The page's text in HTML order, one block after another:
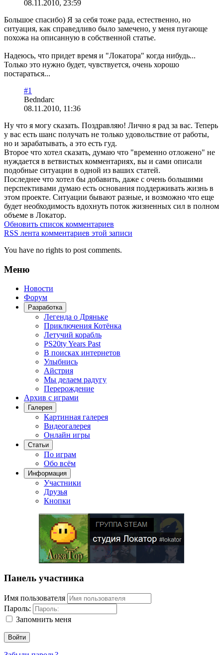
08.11.2010, 23:59
Большое спасибо) Я за себя тоже рада, естественно, но
ситуация, как справедливо было замечено, у меня пугающе
похожа на описанную в собственной статье.
Надеюсь, что придет время и "Локатора" когда нибудь...
Только это нужно будет, чувствуется, очень хорошо
постараться...
#1
Bedndarc
08.11.2010, 11:36
Ну что я могу сказать. Поздравляю! Лично я рад за вас. Теперь
у вас есть шанс получать не только удовольствие от работы,
но и зарабатывать, а это есть гуд.
Второе что хотел сказать, думаю что "временно отложено" не
нуждается в ветвистых комментариях, вы и сами описали
подобные ситуации в одной из ваших статей.
Последнее что хотел бы добавить, даже с очень большими
перспективами думаю есть основания поддерживать жизнь в
этом проекте. Ситуации бывают разные, и возможно что еще
будет необходимость вдохнуть поток жизненных сил в полном
объеме в Локатор.
Обновить список комментариев
RSS лента комментариев этой записи
You have no rights to post comments.
Меню
Новости
Форум
Разработка
Легенда о Дряньке
Приключения Котёнка
Летучий корабль
PS20ty Years Past
В поисках интернетов
Улыбнись
Айстрия
Мы делаем радугу
Перерождение
Архив с играми
Галерея
Картинная галерея
Видеогалерея
Онлайн игры
Статьи
По играм
Обо всём
Информация
Участники
Друзья
Кнопки
Панель участника
Имя пользователя
Пароль:
Запомнить меня
Войти